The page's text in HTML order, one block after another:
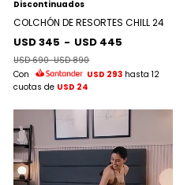
Discontinuados
COLCHÓN DE RESORTES CHILL 24
USD 345 - USD 445
USD 690-USD 890
Con
USD 293 hasta 12
cuotas de USD 24